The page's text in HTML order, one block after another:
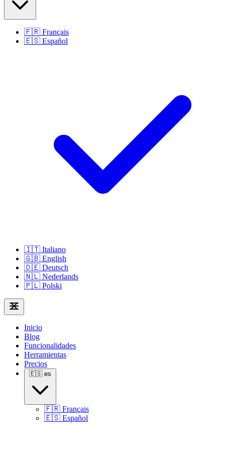
🇫🇷 Français
🇪🇸 Español
🇮🇹 Italiano
🇬🇧 English
🇩🇪 Deutsch
🇳🇱 Nederlands
🇵🇱 Polski
Inicio
Blog
Funcionalidades
Herramientas
Precios
🇪🇸 es
🇫🇷 Français
🇪🇸 Español